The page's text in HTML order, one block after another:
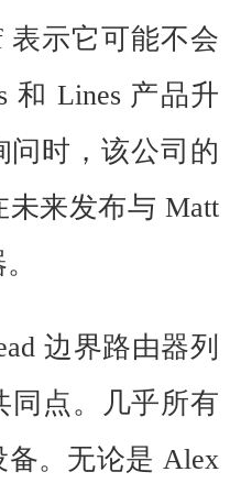
表示它可能不会
和 Lines 产品升
问时，该公司的
来发布与 Matt
边界路由器列
同点。几乎所有
。无论是 Alex